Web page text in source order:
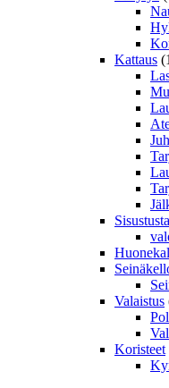
Kattaus
Valaistus
Koristeet